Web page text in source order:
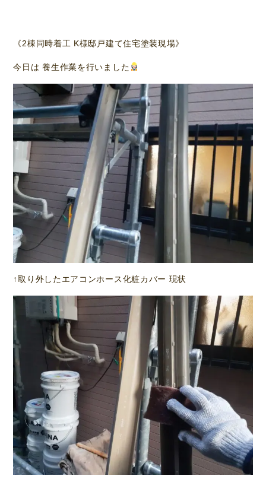
《2棟同時着工 K様邸戸建て住宅塗装現場》
今日は 養生作業を行いました
↑取り外したエアコンホース化粧カバー 現状